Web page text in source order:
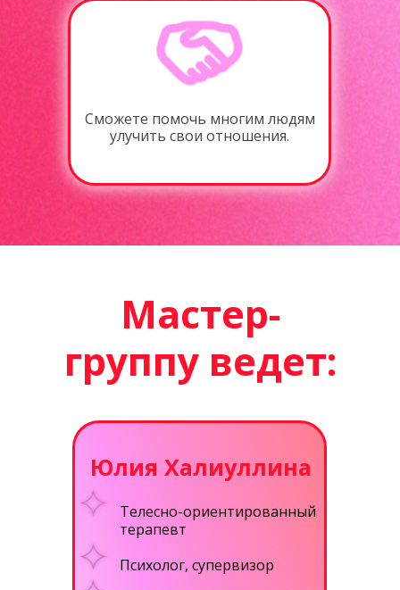
Сможете помочь многим людям
улучить свои отношения.
Мастер-
группу ведет:
Юлия Халиуллина
Телесно-ориентированный
терапевт
Психолог, супервизор